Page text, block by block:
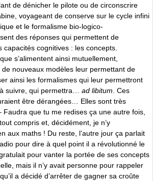
de dénicher le pilote ou de circonscrire
voyageant de conserve sur le cycle infini
et le formalisme bio-logico-
des réponses qui permettent de
capacités cognitives : les concepts.
s’alimentent ainsi mutuellement,
nouveaux modèles leur permettant de
ainsi les formalismes qui leur permettront
suivre, qui permettra… ad libitum . Ces
être dérangées… Elles sont très
Faudra que tu me redises ça une autre fois,
compris et, décidément, je n’y
aux maths ! Du reste, l’autre jour ça parlait
pour dire à quel point il a révolutionné le
pour vanter la portée de ses concepts
mais il n’y avait personne pour rappeler
a décidé d’arrêter de gagner sa croûte